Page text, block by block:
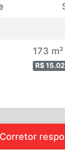
173 m²
R$
Corretor